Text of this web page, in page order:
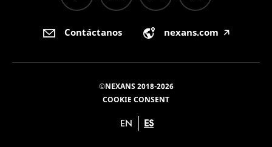
Contáctanos nexans.com 🡥
©NEXANS 2018-2026
COOKIE CONSENT
EN ES